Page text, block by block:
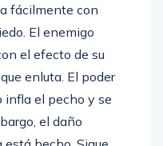
fácilmente con
El enemigo
el efecto de su
enluta. El poder
infla el pecho y se
el daño